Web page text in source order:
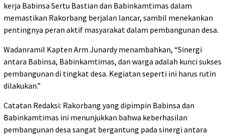
kerja Babinsa Sertu Bastian dan Babinkamtimas dalam
memastikan Rakorbang berjalan lancar, sambil menekankan
pentingnya peran aktif masyarakat dalam pembangunan desa.
Wadanramil Kapten Arm Junardy menambahkan, “Sinergi
antara Babinsa, Babinkamtimas, dan warga adalah kunci sukses
pembangunan di tingkat desa. Kegiatan seperti ini harus rutin
dilakukan.”
Catatan Redaksi: Rakorbang yang dipimpin Babinsa dan
Babinkamtimas ini menunjukkan bahwa keberhasilan
pembangunan desa sangat bergantung pada sinergi antara